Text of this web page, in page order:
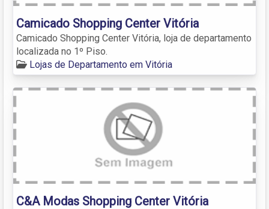
Camicado Shopping Center Vitória
Camicado Shopping Center Vitória, loja de departamento
localizada no 1º Piso.
Lojas de Departamento em Vitória
C&A Modas Shopping Center Vitória